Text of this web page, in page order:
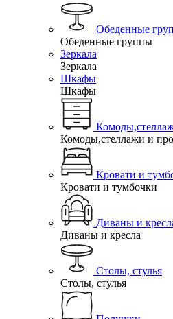
Обеденные
Обеденные группы
Зеркала
Зеркала
Шкафы
Шкафы
Комоды,стеллажи и
Кровати и
Кровати и тумбочки
Диваны и
Диваны и кресла
Столы, стулья
Столы, стулья